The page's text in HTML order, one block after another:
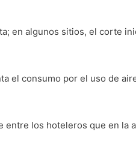
en algunos sitios, el corte
el consumo por el uso de
los hoteleros que en la